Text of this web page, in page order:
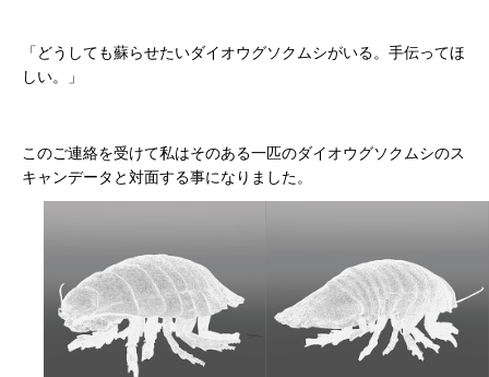
「どうしても蘇らせたいダイオウグソクムシがいる。手伝ってほ
しい。」
このご連絡を受けて私はそのある一匹のダイオウグソクムシのス
キャンデータと対面する事になりました。